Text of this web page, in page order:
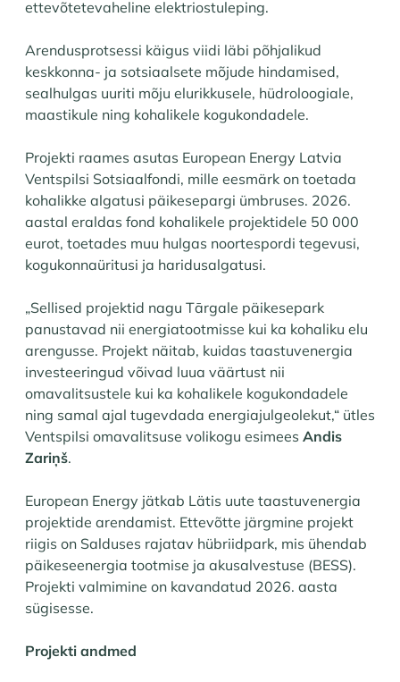
ettevõtetevaheline elektriostuleping.
Arendusprotsessi käigus viidi läbi põhjalikud
keskkonna- ja sotsiaalsete mõjude hindamised,
sealhulgas uuriti mõju elurikkusele, hüdroloogiale,
maastikule ning kohalikele kogukondadele.
Projekti raames asutas European Energy Latvia
Ventspilsi Sotsiaalfondi, mille eesmärk on toetada
kohalikke algatusi päikesepargi ümbruses. 2026.
aastal eraldas fond kohalikele projektidele 50 000
eurot, toetades muu hulgas noortespordi tegevusi,
kogukonnaüritusi ja haridusalgatusi.
„Sellised projektid nagu Tārgale päikesepark
panustavad nii energiatootmisse kui ka kohaliku elu
arengusse. Projekt näitab, kuidas taastuvenergia
investeeringud võivad luua väärtust nii
omavalitsustele kui ka kohalikele kogukondadele
ning samal ajal tugevdada energiajulgeolekut,“ ütles
Ventspilsi omavalitsuse volikogu esimees Andis
Zariņš.
European Energy jätkab Lätis uute taastuvenergia
projektide arendamist. Ettevõtte järgmine projekt
riigis on Salduses rajatav hübriidpark, mis ühendab
päikeseenergia tootmise ja akusalvestuse (BESS).
Projekti valmimine on kavandatud 2026. aasta
sügisesse.
Projekti andmed